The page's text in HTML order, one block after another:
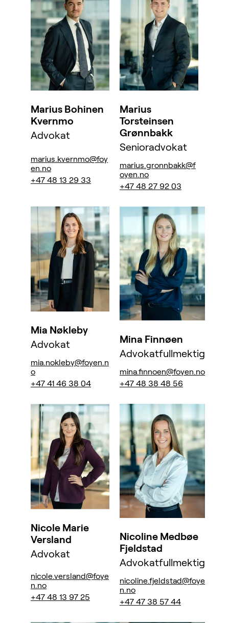
Marius Bohinen
Kvernmo
Advokat
marius.kvernmo@foy
en.no
+47 48 13 29 33
Marius
Torsteinsen
Grønnbakk
Senioradvokat
marius.gronnbakk@f
oyen.no
+47 48 27 92 03
Mia Nøkleby
Advokat
mia.nokleby@foyen.n
o
+47 41 46 38 04
Mina Finnøen
Advokatfullmektig
mina.finnoen@foyen.no
+47 48 38 48 56
Nicole Marie
Versland
Advokat
nicole.versland@foye
n.no
+47 48 13 97 25
Nicoline Medbøe
Fjeldstad
Advokatfullmektig
nicoline.fjeldstad@foye
n.no
+47 47 38 57 44